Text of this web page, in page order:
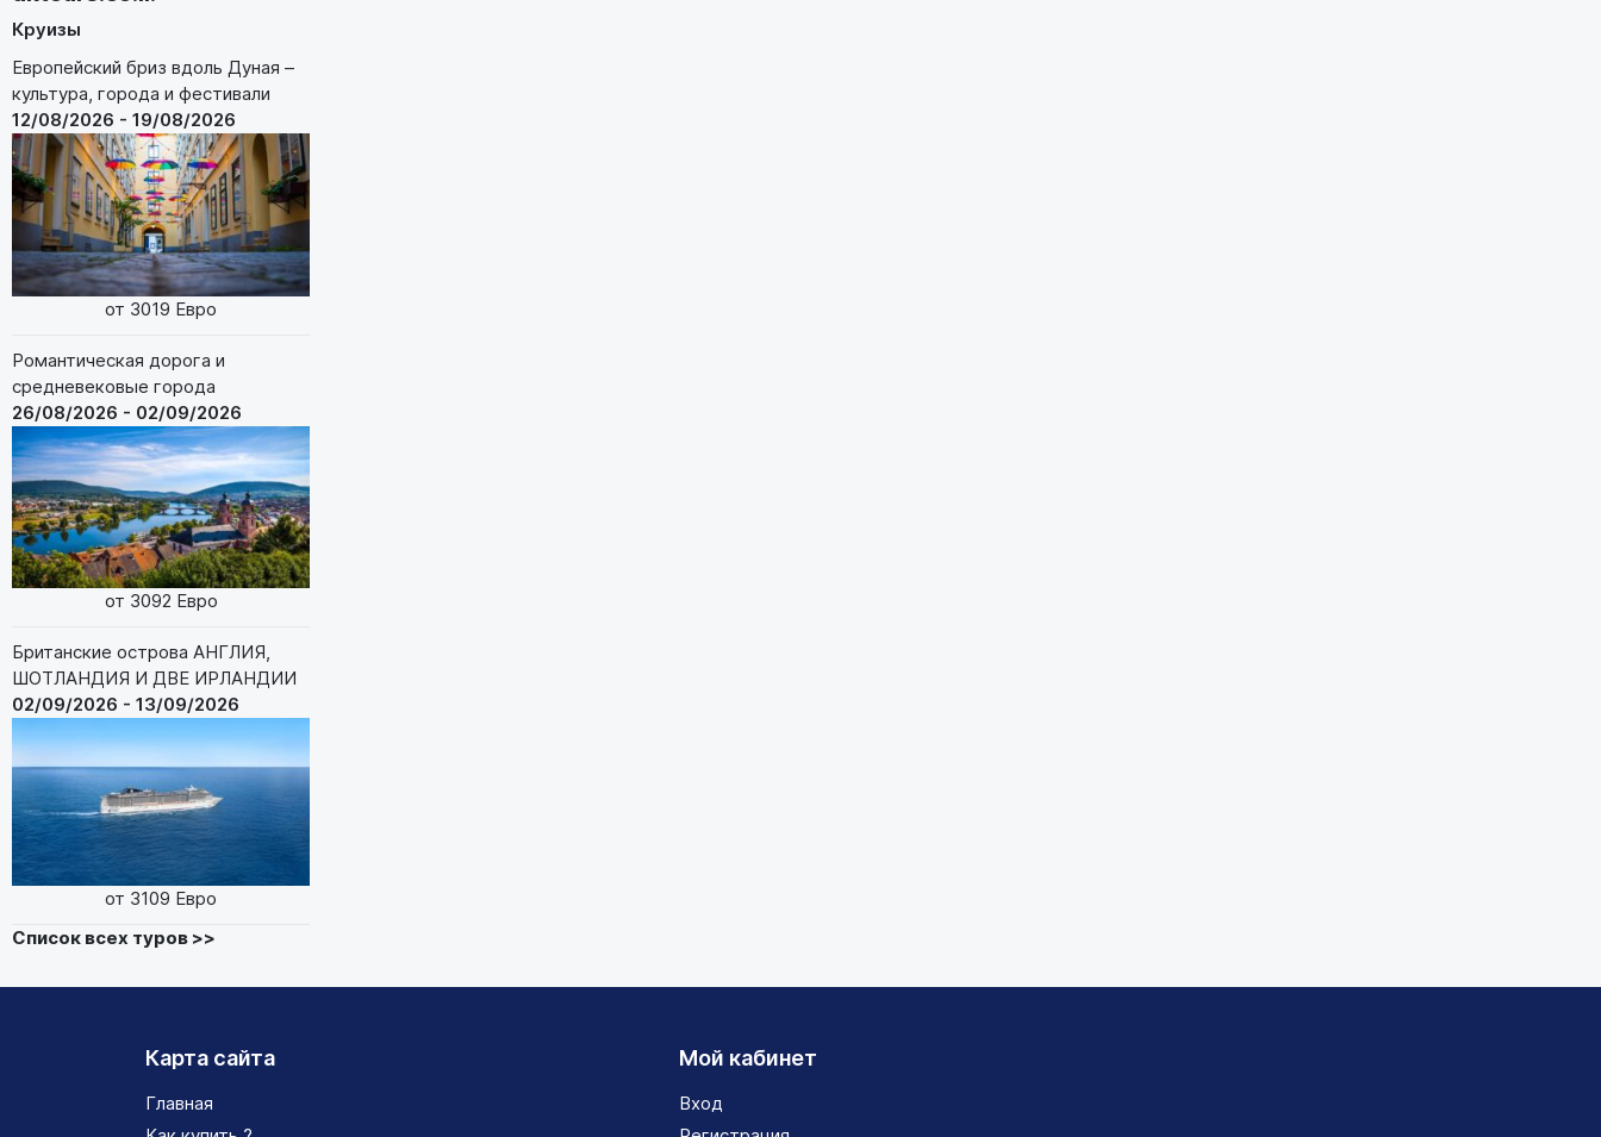
Круизы
Европейский бриз вдоль Дуная –
культура, города и фестивали
12/08/2026 - 19/08/2026
от 3019 Евро
Романтическая дорога и
средневековые города
26/08/2026 - 02/09/2026
от 3092 Евро
Британские острова АНГЛИЯ,
ШОТЛАНДИЯ И ДВЕ ИРЛАНДИИ
02/09/2026 - 13/09/2026
от 3109 Евро
Список всех туров >>
Карта сайта
Главная
Мой кабинет
Вход